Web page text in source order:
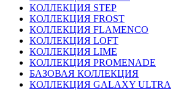
КОЛЛЕКЦИЯ STEP
КОЛЛЕКЦИЯ FROST
КОЛЛЕКЦИЯ FLAMENCO
КОЛЛЕКЦИЯ LOFT
КОЛЛЕКЦИЯ LIME
КОЛЛЕКЦИЯ PROMENADE
БАЗОВАЯ КОЛЛЕКЦИЯ
КОЛЛЕКЦИЯ GALAXY ULTRA